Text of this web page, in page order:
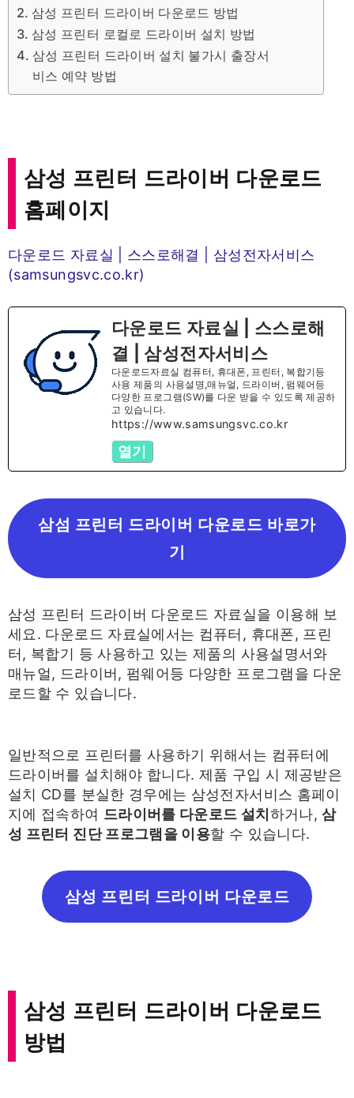
삼성 프린터 드라이버 다운로드 방법
삼성 프린터 로컬로 드라이버 설치 방법
삼성 프린터 드라이버 설치 불가시 출장서
비스 예약 방법
삼성 프린터 드라이버 다운로드
홈페이지
다운로드 자료실 | 스스로해결 | 삼성전자서비스
(samsungsvc.co.kr)
다운로드 자료실 | 스스로해
결 | 삼성전자서비스
다운로드자료실 컴퓨터, 휴대폰, 프린터, 복합기등
사용 제품의 사용설명,매뉴얼, 드라이버, 펌웨어등
다양한 프로그램(SW)를 다운 받을 수 있도록 제공하
고 있습니다.
https://www.samsungsvc.co.kr
열기
삼섬 프린터 드라이버 다운로드 바로가
기
삼성 프린터 드라이버 다운로드 자료실을 이용해 보
세요. 다운로드 자료실에서는 컴퓨터, 휴대폰, 프린
터, 복합기 등 사용하고 있는 제품의 사용설명서와
매뉴얼, 드라이버, 펌웨어등 다양한 프로그램을 다운
로드할 수 있습니다.
일반적으로 프린터를 사용하기 위해서는 컴퓨터에
드라이버를 설치해야 합니다. 제품 구입 시 제공받은
설치 CD를 분실한 경우에는 삼성전자서비스 홈페이
지에 접속하여 드라이버를 다운로드 설치 하거나,삼
성 프린터 진단 프로그램을 이용할 수 있습니다.
삼성 프린터 드라이버 다운로드
삼성 프린터 드라이버 다운로드
방법